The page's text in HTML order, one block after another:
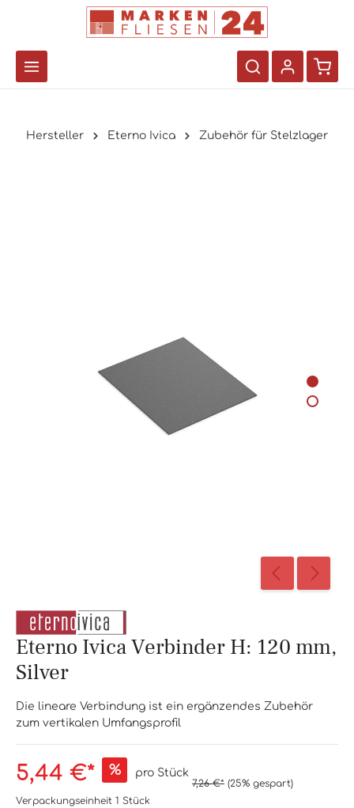
Hersteller Eterno Ivica Zubehör für Stelzlager
Eterno Ivica Verbinder H: 120 mm,
Silver
Die lineare Verbindung ist ein ergänzendes Zubehör
zum vertikalen Umfangsprofil
5,44 €* % pro Stück
7,26 €* (25% gespart)
Verpackungseinheit 1 Stück